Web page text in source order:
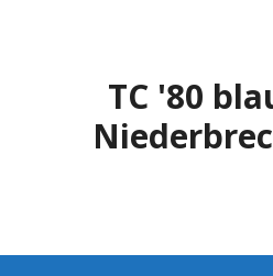
TC '80